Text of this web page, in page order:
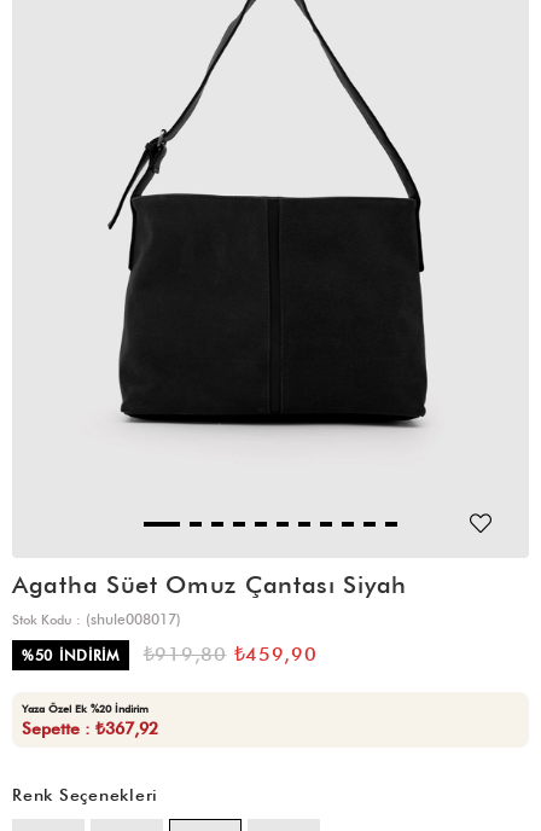
Agatha Süet Omuz Çantası Siyah
Stok Kodu
(shule008017)
%50 İNDIRIM ₺919,80 ₺459,90
Yaza Özel Ek %20 İndirim
Sepette : ₺367,92
Renk Seçenekleri